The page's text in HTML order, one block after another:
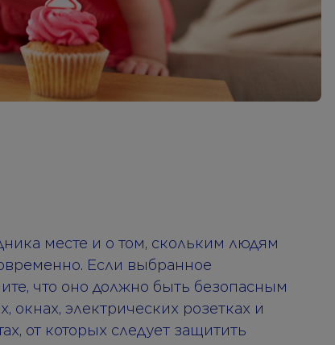
месте и о том, скольким людям
Если выбранное
что оно должно быть безопасным
окнах, электрических розетках и
от которых следует защитить